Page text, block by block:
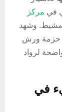
مركز
وشهد
حزمة ورش
لرواد
في